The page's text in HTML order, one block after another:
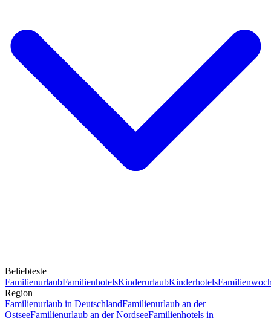
Beliebteste
FamilienurlaubFamilienhotelsKinderurlaubKinderhotels
Region
Familienurlaub in DeutschlandFamilienurlaub an der
OstseeFamilienurlaub an der NordseeFamilienhotels in